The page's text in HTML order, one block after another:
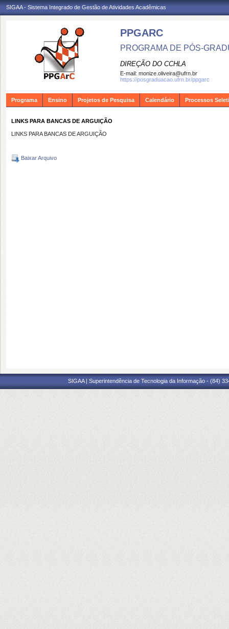
SIGAA - Sistema Integrado de Gestão de Atividades Acadêmicas
PPGARC
PROGRAMA DE PÓS-
DIREÇÃO DO CCHLA
E-mail: monize.oliveira@ufrn.br
https://posgraduacao.ufrn.br/ppgarc
Programa Ensino Projetos de Pesquisa Calendário Processos
LINKS PARA BANCAS DE ARGUIÇÃO
LINKS PARA BANCAS DE ARGUIÇÃO
Baixar Arquivo
SIGAA | Superintendência de Tecnologia da Informação - (84)